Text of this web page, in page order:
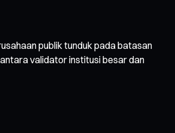
publik tunduk pada batasan
validator institusi besar dan